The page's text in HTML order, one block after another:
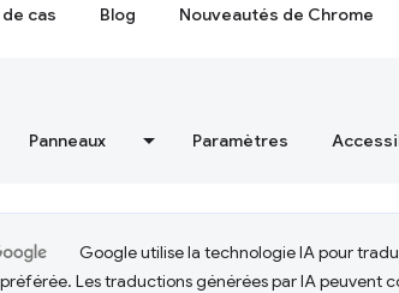
cas Blog Nouveautés de Chrome
Panneaux Paramètres
Google utilise la technologie IA pour
Les traductions générées par IA peuvent